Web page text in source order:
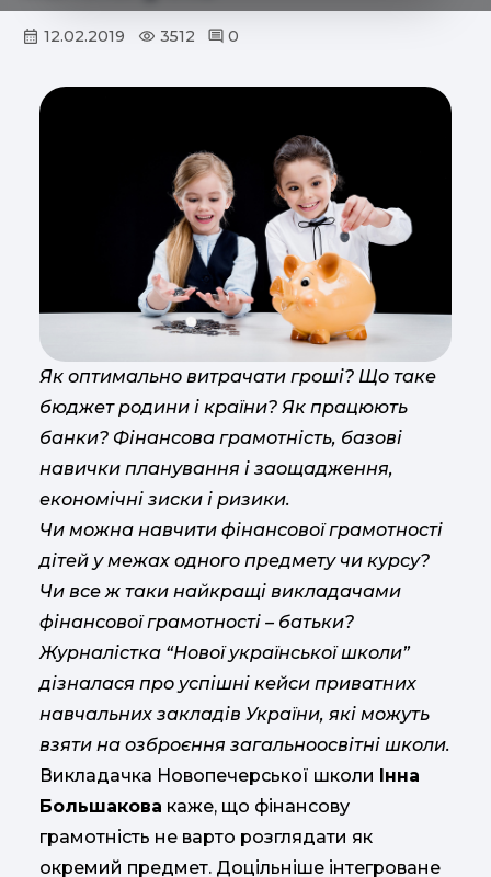
12.02.2019 3512 0
Як оптимально витрачати гроші? Що таке
бюджет родини і країни? Як працюють
банки? Фінансова грамотність, базові
навички планування і заощадження,
економічні зиски і ризики.
Чи можна навчити фінансової грамотності
дітей у межах одного предмету чи курсу?
Чи все ж таки найкращі викладачами
фінансової грамотності – батьки?
Журналістка “Нової української школи”
дізналася про успішні кейси приватних
навчальних закладів України, які можуть
взяти на озброєння загальноосвітні школи.
Викладачка Новопечерської школи Інна
Большакова каже, що фінансову
грамотність не варто розглядати як
окремий предмет. Доцільніше інтегроване